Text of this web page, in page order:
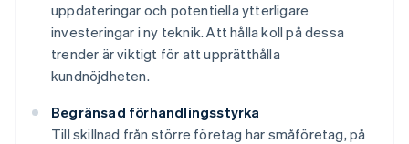
uppdateringar och potentiella ytterligare
investeringar i ny teknik. Att hålla koll på dessa
trender är viktigt för att upprätthålla
kundnöjdheten.
Begränsad förhandlingsstyrka
Till skillnad från större företag har småföretag, på